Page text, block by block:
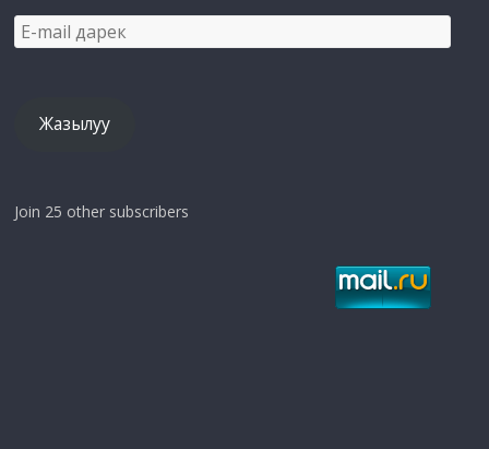
E-
mail
Жазылуу
Join 25 other subscribers